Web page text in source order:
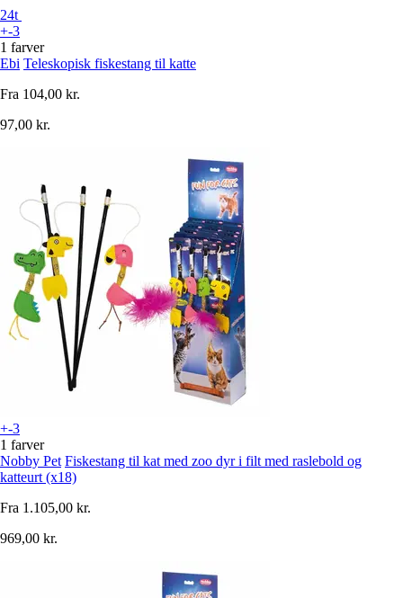
24t
+-3
1 farver
Ebi Teleskopisk fiskestang til katte
Fra 104,00 kr.
97,00 kr.
+-3
1 farver
Nobby Pet Fiskestang til kat med zoo dyr i filt med raslebold og
katteurt (x18)
Fra 1.105,00 kr.
969,00 kr.